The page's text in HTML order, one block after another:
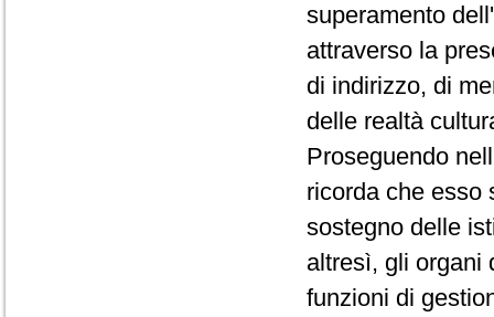
superamento
attraverso la
di indirizzo, di
delle realtà
Proseguendo
ricorda che esso
sostegno delle
altresì, gli organi
funzioni di